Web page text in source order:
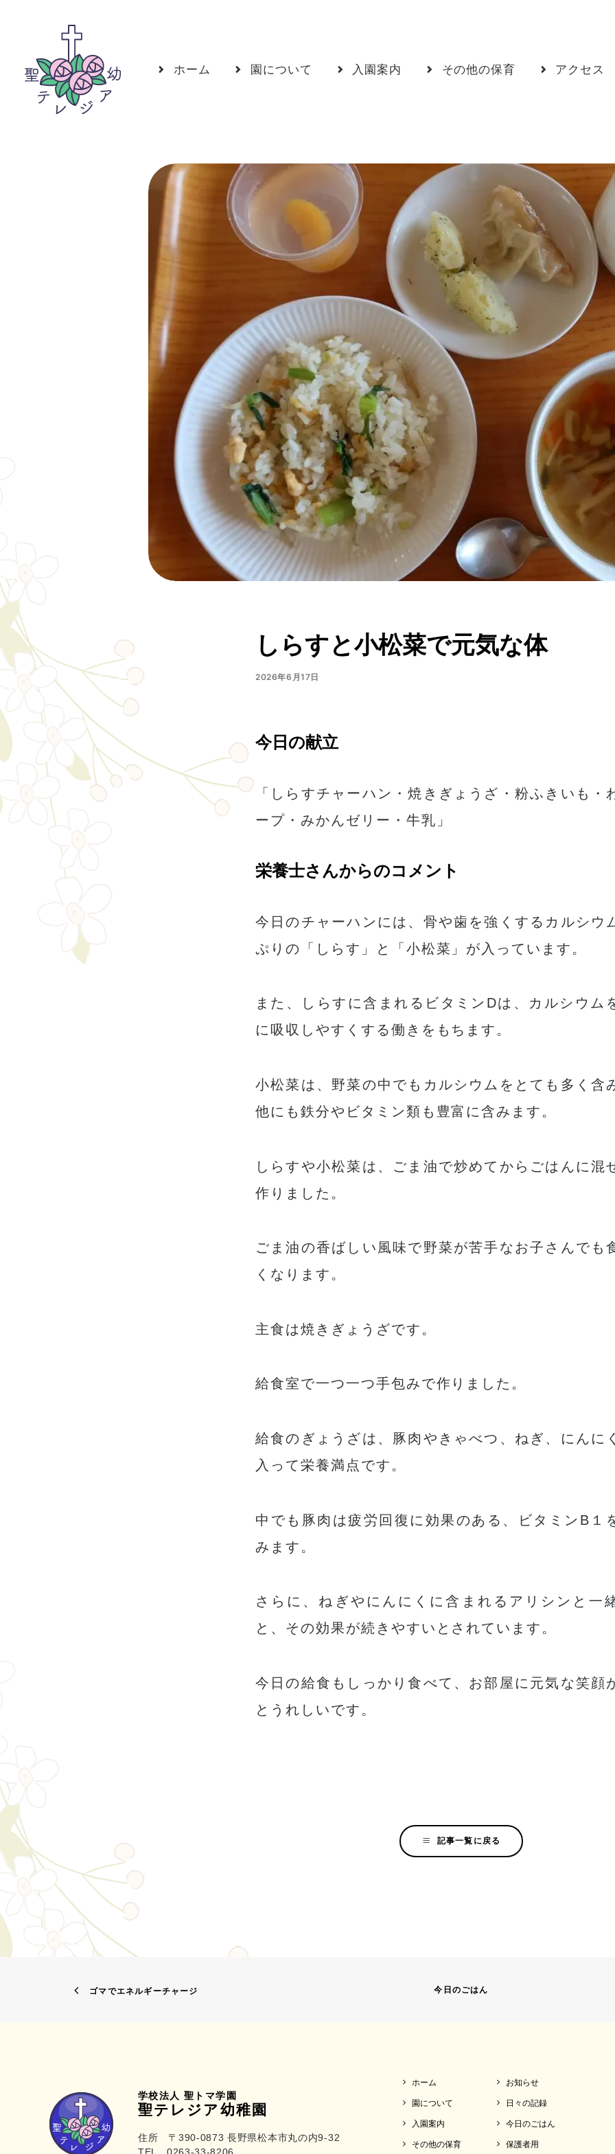
ホーム 園について 入園案内 その他の保育 アクセス
しらすと小松菜で元気な体
2026年6月17日
今日の献立
「しらすチャーハン・焼きぎょうざ・粉ふきいも・
ープ・みかんゼリー・牛乳」
栄養士さんからのコメント
今日のチャーハンには、骨や歯を強くするカルシウ
ぷりの「しらす」と「小松菜」が入っています。
また、しらすに含まれるビタミンDは、カルシウム
に吸収しやすくする働きをもちます。
小松菜は、野菜の中でもカルシウムをとても多く含
他にも鉄分やビタミン類も豊富に含みます。
しらすや小松菜は、ごま油で炒めてからごはんに混
作りました。
ごま油の香ばしい風味で野菜が苦手なお子さんでも
くなります。
主食は焼きぎょうざです。
給食室で一つ一つ手包みで作りました。
給食のぎょうざは、豚肉やきゃべつ、ねぎ、にんに
入って栄養満点です。
中でも豚肉は疲労回復に効果のある、ビタミンB１
みます。
さらに、ねぎやにんにくに含まれるアリシンと一
と、その効果が続きやすいとされています。
今日の給食もしっかり食べて、お部屋に元気な笑顔
とうれしいです。
記事一覧に戻る
ゴマでエネルギーチャージ 今日のごはん
学校法人 聖トマ学園
聖テレジア幼稚園
住所 〒390-0873 長野県松本市丸の内9-32
ホーム
園について
入園案内
その他の保育
お知らせ
日々の記録
今日のごはん
保護者用